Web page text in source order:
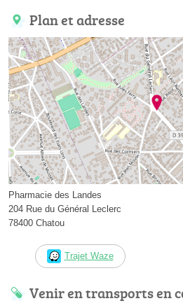
Plan et adresse
Pharmacie des Landes
204 Rue du Général Leclerc
78400 Chatou
Trajet Waze
Venir en transports en